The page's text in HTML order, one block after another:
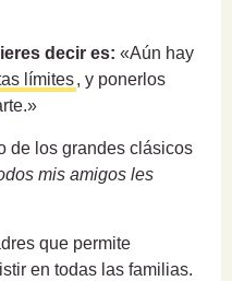
decir es: «Aún hay
límites, y ponerlos
de los grandes clásicos
mis amigos les
que permite
en todas las familias.